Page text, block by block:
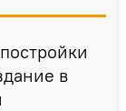
в